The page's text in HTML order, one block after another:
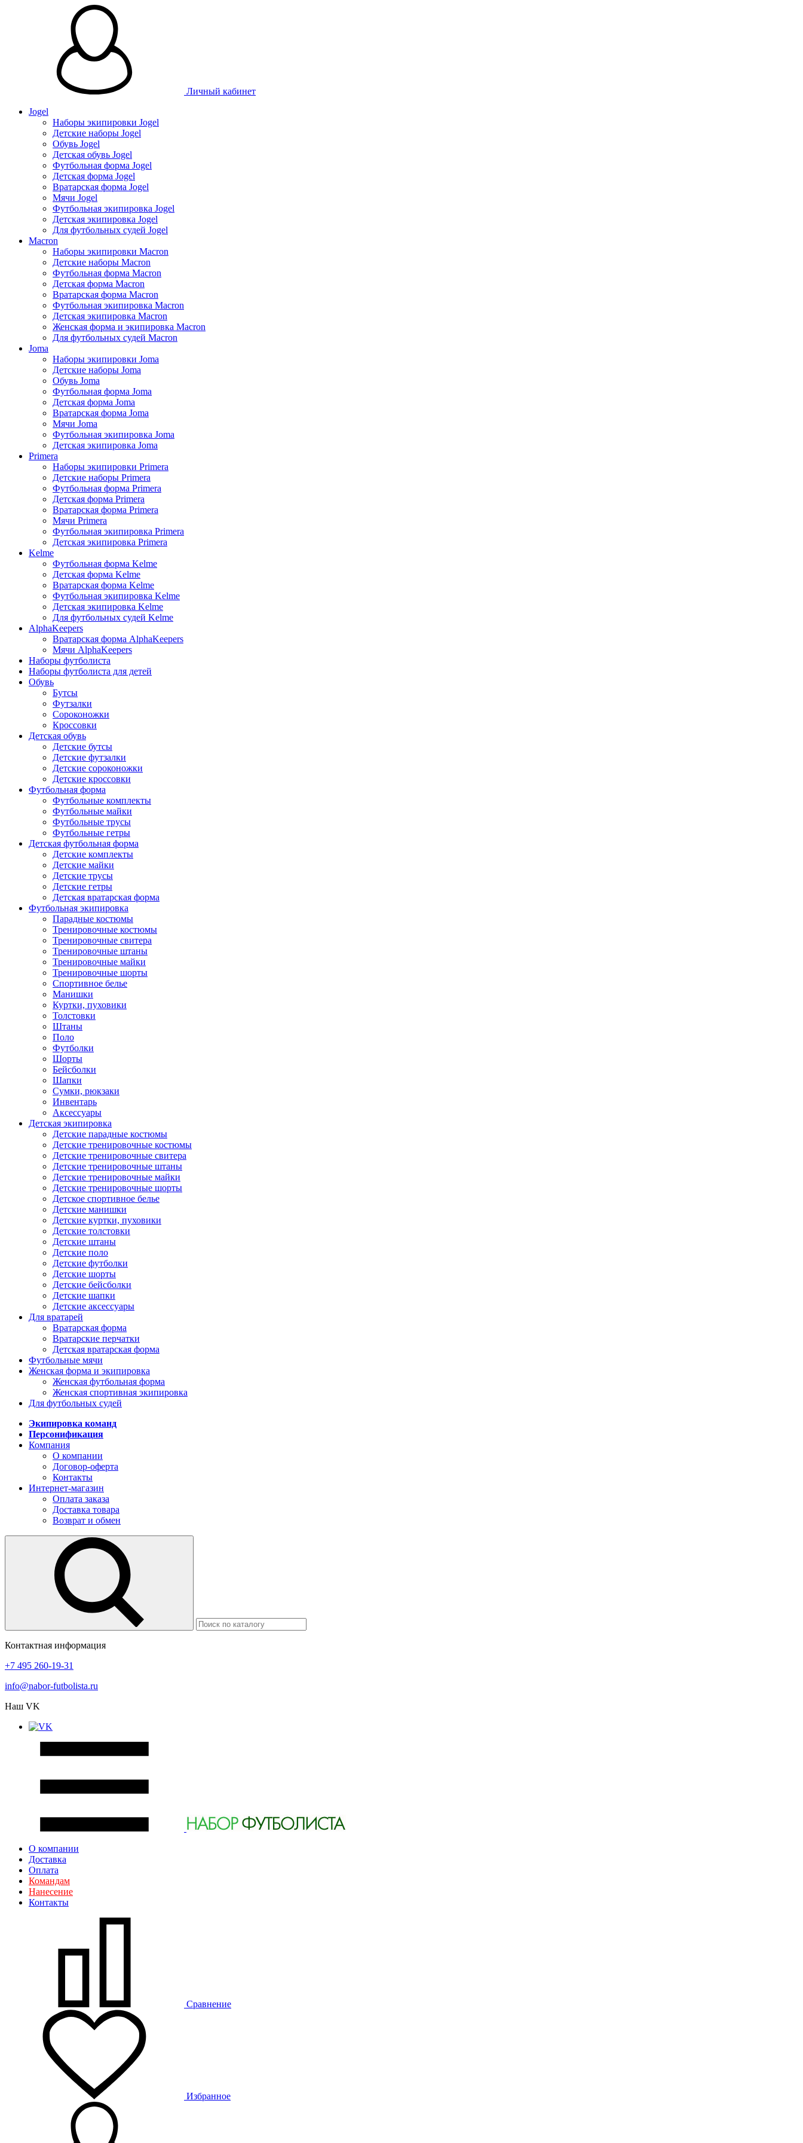
Личный кабинет
Jogel
Наборы экипировки Jogel
Детские наборы Jogel
Обувь Jogel
Детская обувь Jogel
Футбольная форма Jogel
Детская форма Jogel
Вратарская форма Jogel
Мячи Jogel
Футбольная экипировка Jogel
Детская экипировка Jogel
Для футбольных судей Jogel
Macron
Наборы экипировки Macron
Детские наборы Macron
Футбольная форма Macron
Детская форма Macron
Вратарская форма Macron
Футбольная экипировка Macron
Детская экипировка Macron
Женская форма и экипировка Macron
Для футбольных судей Macron
Joma
Наборы экипировки Joma
Детские наборы Joma
Обувь Joma
Футбольная форма Joma
Детская форма Joma
Вратарская форма Joma
Мячи Joma
Футбольная экипировка Joma
Детская экипировка Joma
Primera
Наборы экипировки Primera
Детские наборы Primera
Футбольная форма Primera
Детская форма Primera
Вратарская форма Primera
Мячи Primera
Футбольная экипировка Primera
Детская экипировка Primera
Kelme
Футбольная форма Kelme
Детская форма Kelme
Вратарская форма Kelme
Футбольная экипировка Kelme
Детская экипировка Kelme
Для футбольных судей Kelme
AlphaKeepers
Вратарская форма AlphaKeepers
Мячи AlphaKeepers
Наборы футболиста
Наборы футболиста для детей
Обувь
Бутсы
Футзалки
Сороконожки
Кроссовки
Детская обувь
Детские бутсы
Детские футзалки
Детские сороконожки
Детские кроссовки
Футбольная форма
Футбольные комплекты
Футбольные майки
Футбольные трусы
Футбольные гетры
Детская футбольная форма
Детские комплекты
Детские майки
Детские трусы
Детские гетры
Детская вратарская форма
Футбольная экипировка
Парадные костюмы
Тренировочные костюмы
Тренировочные свитера
Тренировочные штаны
Тренировочные майки
Тренировочные шорты
Спортивное белье
Манишки
Куртки, пуховики
Толстовки
Штаны
Поло
Футболки
Шорты
Бейсболки
Шапки
Сумки, рюкзаки
Инвентарь
Аксессуары
Детская экипировка
Детские парадные костюмы
Детские тренировочные костюмы
Детские тренировочные свитера
Детские тренировочные штаны
Детские тренировочные майки
Детские тренировочные шорты
Детское спортивное белье
Детские манишки
Детские куртки, пуховики
Детские толстовки
Детские штаны
Детские поло
Детские футболки
Детские шорты
Детские бейсболки
Детские шапки
Детские аксессуары
Для вратарей
Вратарская форма
Вратарские перчатки
Детская вратарская форма
Футбольные мячи
Женская форма и экипировка
Женская футбольная форма
Женская спортивная экипировка
Для футбольных судей
Экипировка команд
Персонификация
Компания
О компании
Договор-оферта
Контакты
Интернет-магазин
Оплата заказа
Доставка товара
Возврат и обмен
Контактная информация
+7 495 260-19-31
info@nabor-futbolista.ru
Наш VK
О компании
Доставка
Оплата
Командам
Нанесение
Контакты
Сравнение
Избранное